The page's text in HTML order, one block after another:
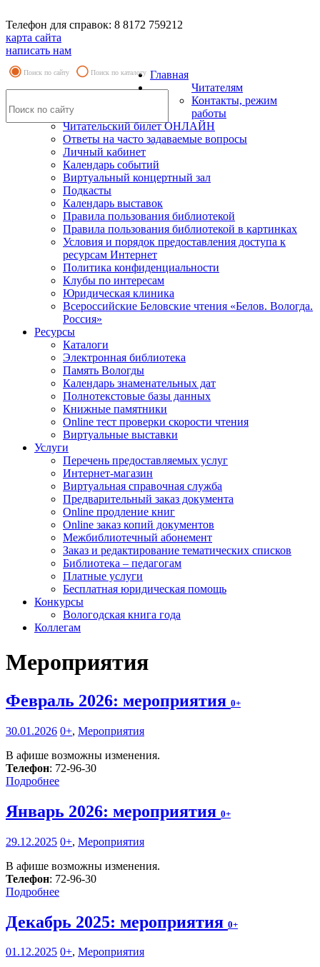
Телефон для справок: 8 8172 759212
карта сайта
написать нам
Поиск по сайту Поиск по каталогу Главная
Читателям
Контакты, режим
работы
Читательский билет ОНЛАЙН
Ответы на часто задаваемые вопросы
Личный кабинет
Календарь событий
Виртуальный концертный зал
Подкасты
Календарь выставок
Правила пользования библиотекой
Правила пользования библиотекой в картинках
Условия и порядок предоставления доступа к
ресурсам Интернет
Политика конфиденциальности
Клубы по интересам
Юридическая клиника
Всероссийские Беловские чтения «Белов. Вологда.
Россия»
Ресурсы
Каталоги
Электронная библиотека
Память Вологды
Календарь знаменательных дат
Полнотекстовые базы данных
Книжные памятники
Online тест проверки скорости чтения
Виртуальные выставки
Услуги
Перечень предоставляемых услуг
Интернет-магазин
Виртуальная справочная служба
Предварительный заказ документа
Online продление книг
Online заказ копий документов
Межбиблиотечный абонемент
Заказ и редактирование тематических списков
Библиотека – педагогам
Платные услуги
Бесплатная юридическая помощь
Конкурсы
Вологодская книга года
Коллегам
Мероприятия
Февраль 2026: мероприятия 0+
30.01.2026 0+, Мероприятия
В афише возможны изменения.
Телефон: 72-96-30
Подробнее
Январь 2026: мероприятия 0+
29.12.2025 0+, Мероприятия
В афише возможны изменения.
Телефон: 72-96-30
Подробнее
Декабрь 2025: мероприятия 0+
01.12.2025 0+, Мероприятия